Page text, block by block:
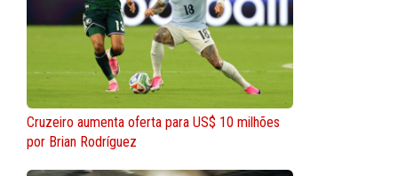
Cruzeiro aumenta oferta para US$ 10 milhões
por Brian Rodríguez